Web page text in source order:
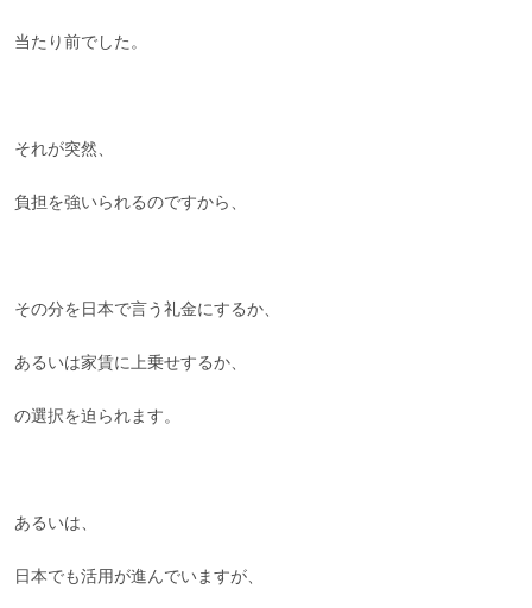
当たり前でした。
それが突然、
負担を強いられるのですから、
その分を日本で言う礼金にするか、
あるいは家賃に上乗せするか、
の選択を迫られます。
あるいは、
日本でも活用が進んでいますが、